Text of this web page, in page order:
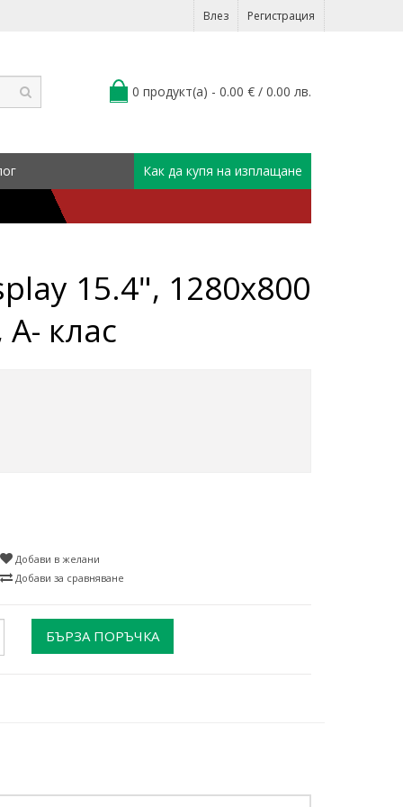
Влез Регистрация
0 продукт(а) - 0.00 € / 0.00 лв.
Как да купя на изплащане
15.4", 1280x800
клас
Добави в желани
Добави за сравняване
БЪРЗА ПОРЪЧКА